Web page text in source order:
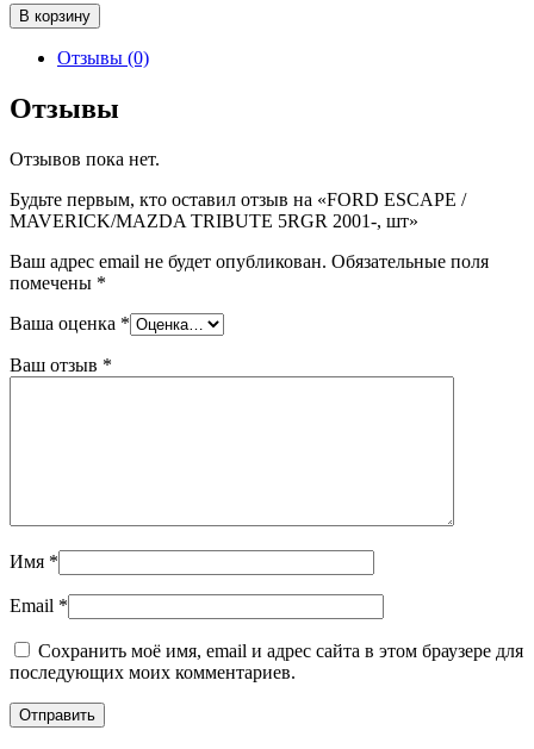
Количество
товара
FORD
/
MAVERICK/MAZDA
5RGR
шт
В корзину
Отзывы (0)
Отзывы
Отзывов пока нет.
Будьте первым, кто оставил отзыв на «FORD ESCAPE /
MAVERICK/MAZDA TRIBUTE 5RGR 2001-, шт»
Ваш адрес email не будет опубликован. Обязательные поля
помечены *
Ваша оценка *
Ваш отзыв *
Имя *
Email *
Сохранить моё имя, email и адрес сайта в этом браузере для
последующих моих комментариев.